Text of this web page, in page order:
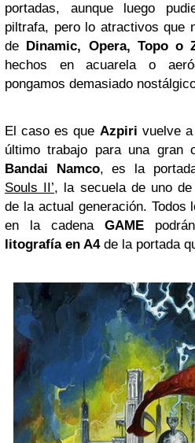
portadas, aunque luego
piltrafa, pero lo atractivos que
de
Dinamic, Opera, Topo o
hechos en acuarela o
pongamos demasiado
El caso es que Azpiri vuelve
último trabajo para una gran
Bandai Namco, es la
Souls II’, la secuela de uno
de la actual generación. Todos
en la cadena GAME
litografía en A4de la portada